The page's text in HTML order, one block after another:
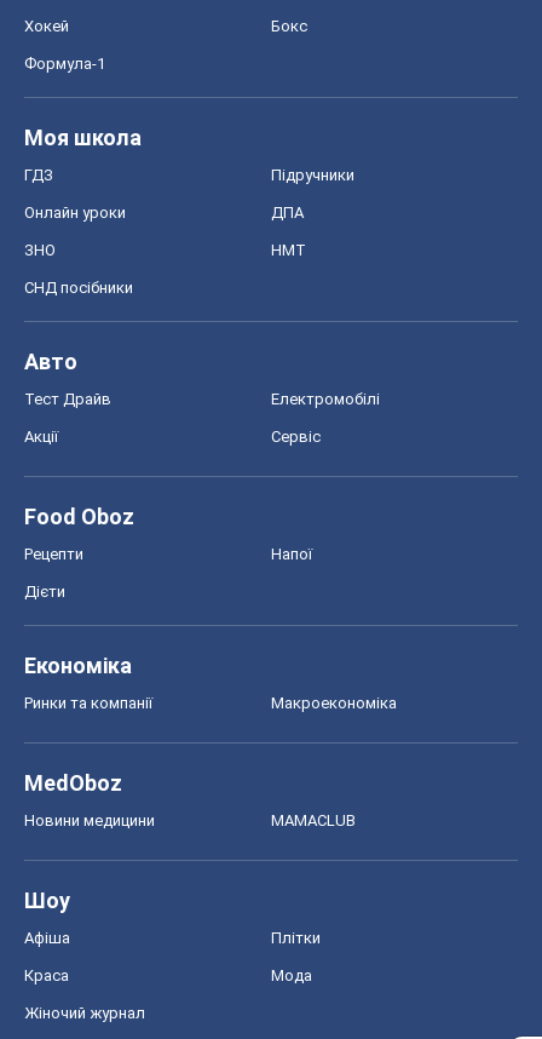
Хокей Бокс
Формула-1
Моя школа
ГДЗ Підручники
Онлайн уроки ДПА
ЗНО НМТ
СНД посібники
Авто
Тест Драйв Електромобілі
Акції Сервіс
Food Oboz
Рецепти Напої
Дієти
Економіка
Ринки та компанії Макроекономіка
MedOboz
Новини медицини MAMACLUB
Шоу
Афіша Плітки
Краса Мода
Жіночий журнал